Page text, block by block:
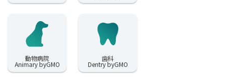
動物病院
Animary byGMO
歯科
Dentry byGMO